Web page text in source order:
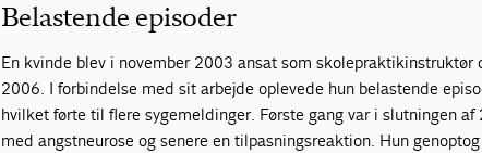
Belastende episoder
En kvinde blev i november 2003 ansat som skolepraktikinstruktør
2006. I forbindelse med sit arbejde oplevede hun belastende
hvilket førte til flere sygemeldinger. Første gang var i slutningen
med angstneurose og senere en tilpasningsreaktion. Hun